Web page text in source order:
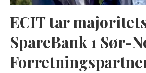
ECIT tar
SpareBank 1 Sør-